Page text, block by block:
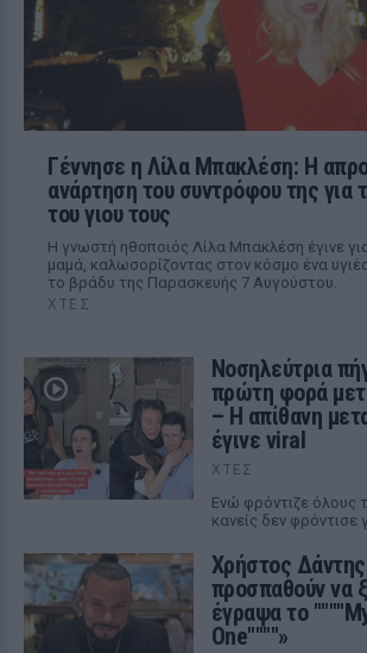
Γέννησε η Λίλα Μπακλέση: Η
ανάρτηση του συντρόφου της για
του γιου τους
Η γνωστή ηθοποιός Λίλα Μπακλέση έγινε
μαμά, καλωσορίζοντας στον κόσμο ένα
το βράδυ της Παρασκευής 7 Αυγούστου.
ΧΤΕΣ
Νοσηλεύτρια
πρώτη φορά
– Η απίθανη
έγινε viral
ΧΤΕΣ
Ενώ φρόντιζε όλους
κανείς δεν φρόντισε
Χρήστος
προσπαθούν να
έγραψα το
One""""»